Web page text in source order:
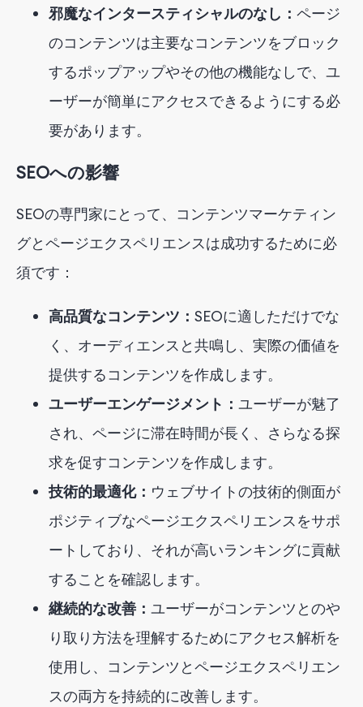
邪魔なインタースティシャルのなし： ページ
のコンテンツは主要なコンテンツをブロック
するポップアップやその他の機能なしで、ユ
ーザーが簡単にアクセスできるようにする必
要があります。
SEOへの影響
SEOの専門家にとって、コンテンツマーケティン
グとページエクスペリエンスは成功するために必
須です：
高品質なコンテンツ： SEOに適しただけでな
く、オーディエンスと共鳴し、実際の価値を
提供するコンテンツを作成します。
ユーザーエンゲージメント： ユーザーが魅了
され、ページに滞在時間が長く、さらなる探
求を促すコンテンツを作成します。
技術的最適化： ウェブサイトの技術的側面が
ポジティブなページエクスペリエンスをサポ
ートしており、それが高いランキングに貢献
することを確認します。
継続的な改善： ユーザーがコンテンツとのや
り取り方法を理解するためにアクセス解析を
使用し、コンテンツとページエクスペリエン
スの両方を持続的に改善します。